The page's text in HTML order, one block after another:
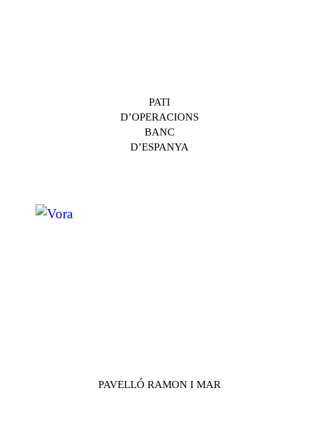
PATI
D’OPERACIONS
BANC
D’ESPANYA
PAVELLÓ RAMON I MAR